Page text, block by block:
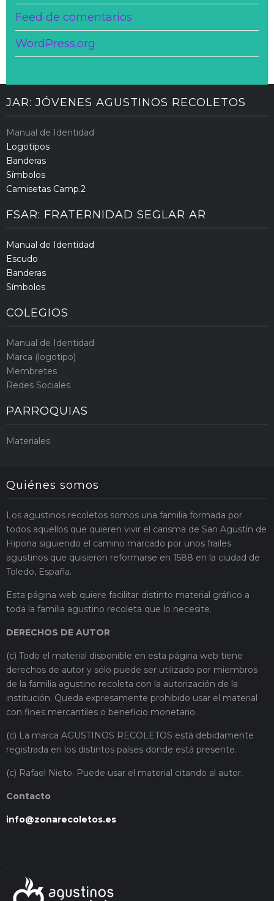
Feed de comentarios
WordPress.org
JAR: JÓVENES AGUSTINOS RECOLETOS
Manual de Identidad
Logotipos
Banderas
Símbolos
Camisetas Camp.2
FSAR: FRATERNIDAD SEGLAR AR
Manual de Identidad
Escudo
Banderas
Símbolos
COLEGIOS
Manual de Identidad
Marca (logotipo)
Membretes
Redes Sociales
PARROQUIAS
Materiales
Quiénes somos
Los agustinos recoletos somos una familia formada por
todos aquellos que quieren vivir el carisma de San Agustín de
Hipona siguiendo el camino marcado por unos frailes
agustinos que quisieron reformarse en 1588 en la ciudad de
Toledo, España.
Esta página web quiere facilitar distinto material gráfico a
toda la familia agustino recoleta que lo necesite.
DERECHOS DE AUTOR
(c) Todo el material disponible en esta página web tiene
derechos de autor y sólo puede ser utilizado por miembros
de la familia agustino recoleta con la autorización de la
institución. Queda expresamente prohibido usar el material
con fines mercantiles o beneficio monetario.
(c) La marca AGUSTINOS RECOLETOS está debidamente
registrada en los distintos países donde está presente.
(c) Rafael Nieto. Puede usar el material citando al autor.
Contacto
info@zonarecoletos.es
.